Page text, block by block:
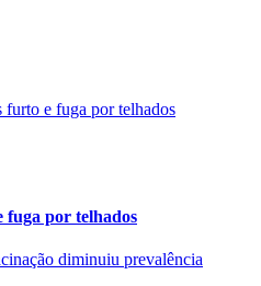
fuga por telhados